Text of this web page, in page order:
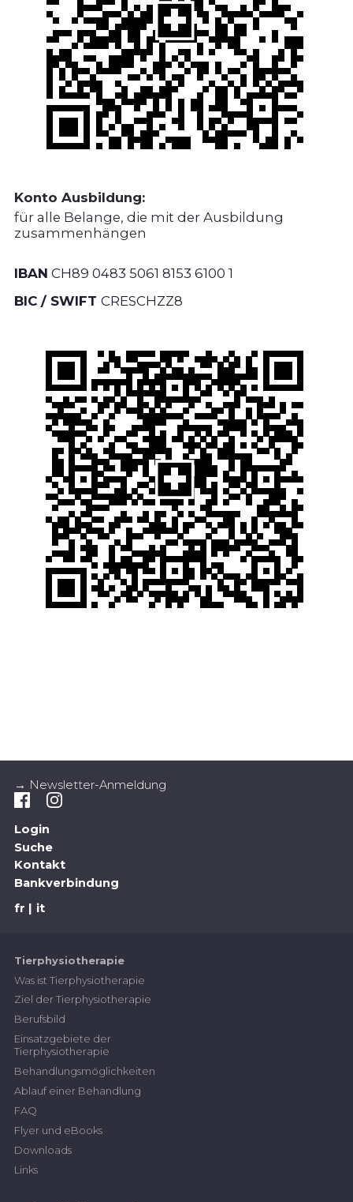
Konto Ausbildung:
für alle Belange, die mit der Ausbildung
zusammenhängen
IBAN CH89 0483 5061 8153 6100 1
BIC / SWIFT CRESCHZZ8
→ Newsletter-Anmeldung
Login
Suche
Kontakt
Bankverbindung
fr
it
Tierphysiotherapie
Was ist Tierphysiotherapie
Ziel der Tierphysiotherapie
Berufsbild
Einsatzgebiete der
Tierphysiotherapie
Behandlungsmöglichkeiten
Ablauf einer Behandlung
FAQ
Flyer und eBooks
Downloads
Links